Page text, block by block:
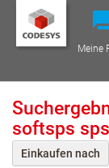
Meine
softsps
Einkaufen nach